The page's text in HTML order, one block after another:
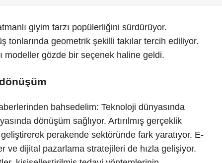
giyim tarzı popülerliğini sürdürüyor.
tonlarında geometrik şekilli takılar tercih ediliyor.
modeller gözde bir seçenek haline geldi.
bahsedelim: Teknoloji dünyasında
dönüşüm sağlıyor. Artırılmış gerçeklik
perakende sektöründe fark yaratıyor. E-
ve dijital pazarlama stratejileri de hızla gelişiyor.